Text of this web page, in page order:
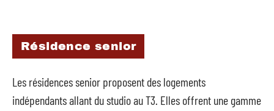
Résidence senior
Les résidences senior proposent des logements
indépendants allant du studio au T3. Elles offrent une gamme